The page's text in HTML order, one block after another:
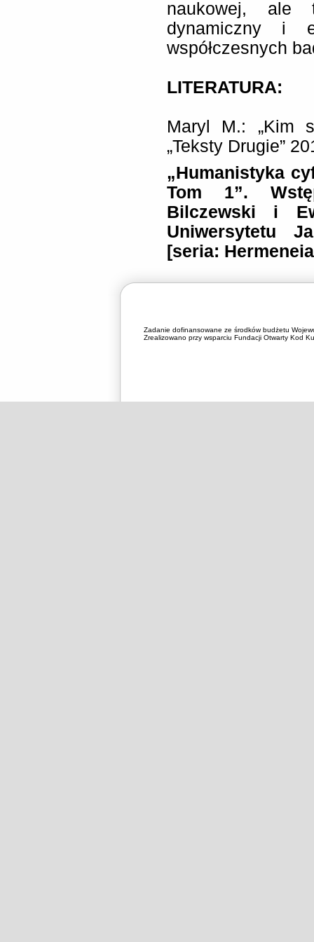
naukowej, ale
dynamiczny i
współczesnych
LITERATURA:
Maryl M.: „Kim
„Teksty Drugie”
„Humanistyka
Tom 1”.
Bilczewski i
Uniwersytetu
[seria:
Zadanie dofinansowane ze środków budżetu
Zrealizowano przy wsparciu Fundacji Otwarty Kod